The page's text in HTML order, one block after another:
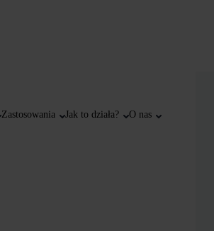
Zastosowania Jak to działa? O nas